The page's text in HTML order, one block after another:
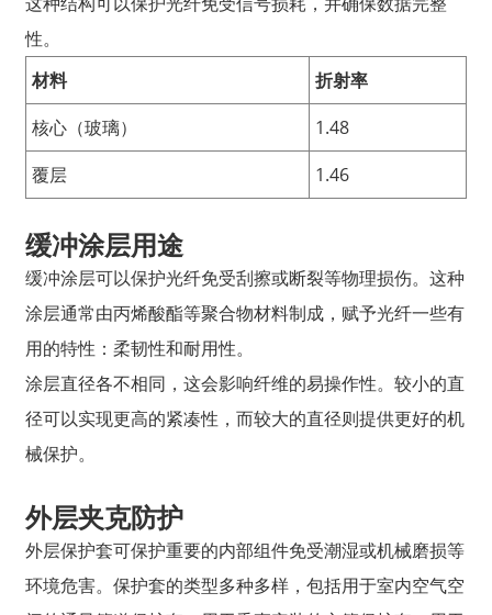
性。
材料
折射率
核心（玻璃）
1.48
覆层
1.46
缓冲涂层用途
缓冲涂层可以保护光纤免受刮擦或断裂等物理损伤。这种
涂层通常由丙烯酸酯等聚合物材料制成，赋予光纤一些有
用的特性：柔韧性和耐用性。
涂层直径各不相同，这会影响纤维的易操作性。较小的直
径可以实现更高的紧凑性，而较大的直径则提供更好的机
械保护。
外层夹克防护
外层保护套可保护重要的内部组件免受潮湿或机械磨损等
环境危害。保护套的类型多种多样，包括用于室内空气空